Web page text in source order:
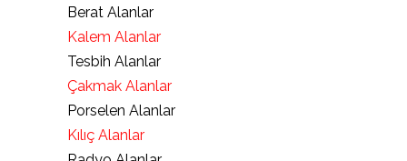
Berat Alanlar
Kalem Alanlar
Tesbih Alanlar
Çakmak Alanlar
Porselen Alanlar
Kılıç Alanlar